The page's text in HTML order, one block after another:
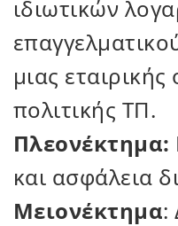
ιδιωτικών
μιας εταιρικής
πολιτικής ΤΠ.
Πλεονέκτημα:
και ασφάλεια
Μειονέκτημα: